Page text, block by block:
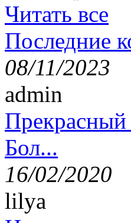
Читать все
Последние
08/11/2023
admin
Бол...
16/02/2020
lilya